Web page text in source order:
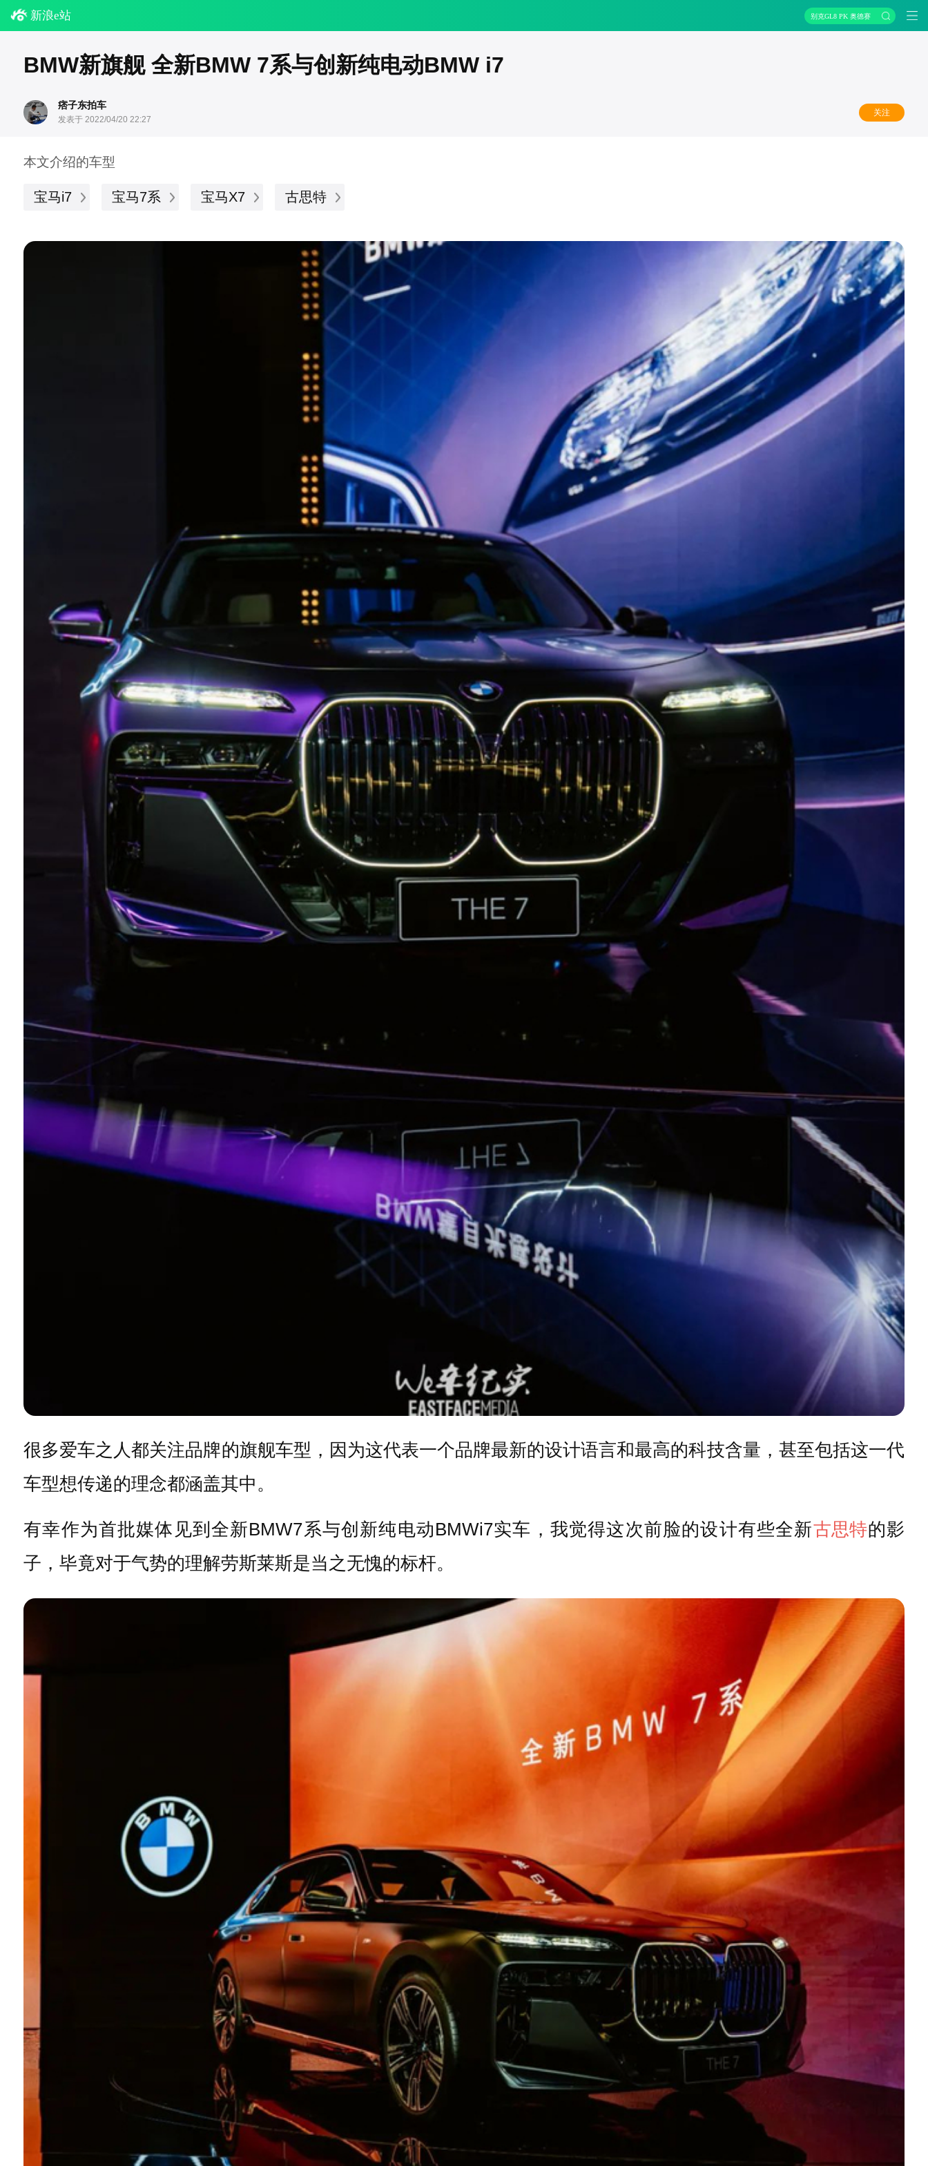
新浪e站 别克GL8 PK 奥德赛
BMW新旗舰 全新BMW 7系与创新纯电动BMW i7
痞子东拍车
发表于 2022/04/20 22:27
关注
本文介绍的车型
宝马i7 宝马7系 宝马X7 古思特
很多爱车之人都关注品牌的旗舰车型，因为这代表一个品牌最新的设计语言和最高的科技含量，甚至包括这一代
车型想传递的理念都涵盖其中。
有幸作为首批媒体见到全新BMW7系与创新纯电动BMWi7实车，我觉得这次前脸的设计有些全新古思特的影
子，毕竟对于气势的理解劳斯莱斯是当之无愧的标杆。